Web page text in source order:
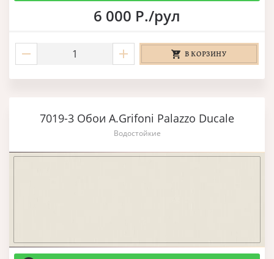
6 000 Р./рул
В КОРЗИНУ
7019-3 Обои A.Grifoni Palazzo Ducale
Водостойкие